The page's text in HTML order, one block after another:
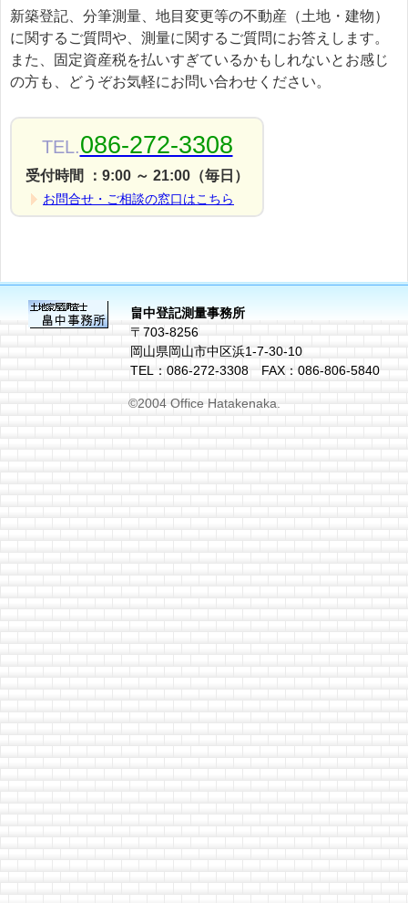
新築登記、分筆測量、地目変更等の不動産（土地・建物）
に関するご質問や、測量に関するご質問にお答えします。
また、固定資産税を払いすぎているかもしれないとお感じ
の方も、どうぞお気軽にお問い合わせください。
TEL.086-272-3308
受付時間 ：9:00 ～ 21:00（毎日）
お問合せ・ご相談の窓口はこちら
畠中登記測量事務所
〒703-8256
岡山県岡山市中区浜1-7-30-10
TEL：086-272-3308 FAX：086-806-5840
©2004 Office Hatakenaka.